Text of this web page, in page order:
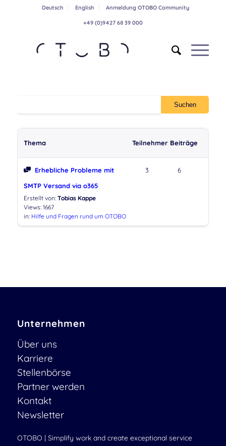
Deutsch English Anmeldung OTOBO Community
+49 (0)9427 68 39 000
Thema Teilnehmer Beiträge
Erhebliche Probleme mit
SMTP Versand via o365
Erstellt von: Tobias Kappe
Views: 1667
in: Hilfe und Fragen rund um OTOBO
3 6
Unternehmen
Über uns
Karriere
Stellenbörse
Partner werden
Kontakt
Newsletter
OTOBO | Simplify work and create exceptional service